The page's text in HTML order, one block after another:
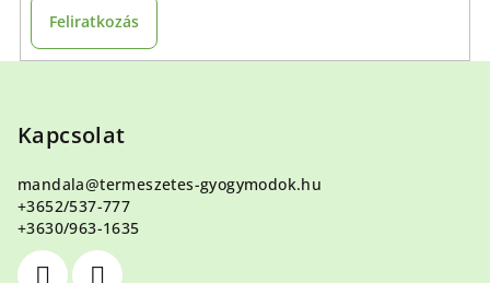
Feliratkozás
Kapcsolat
mandala@termeszetes-gyogymodok.hu
+3652/537-777
+3630/963-1635